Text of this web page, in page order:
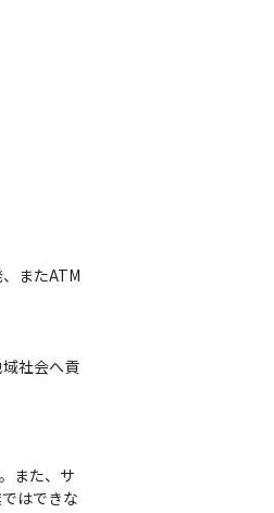
またATM
社会へ貢
また、サ
はできな